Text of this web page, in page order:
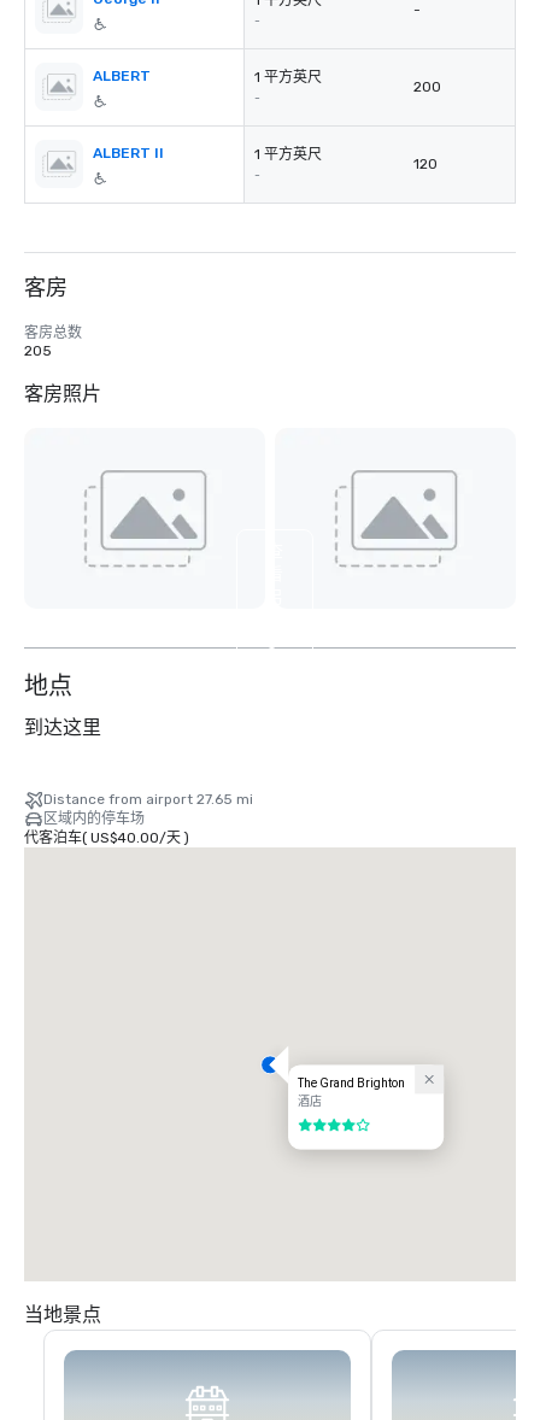
-
-
ALBERT 1 平方英尺
-
200
ALBERT II 1 平方英尺
-
120
客房
客房总数
205
客房照片
5
地点
到达这里
Distance from airport 27.65 mi
区域内的停车场
代客泊车( US$40.00/天)
The Grand Brighton
酒店
4/5
当地景点